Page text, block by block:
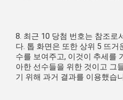
8. 최근 10 당첨 번호는 참조로
다. 톱 화면은 또한 상위 5 뜨거
수를 보여주고, 이것이 추세를
아한 선수들을 위한 것이고 그
기 위해 과거 결과를 이용했습